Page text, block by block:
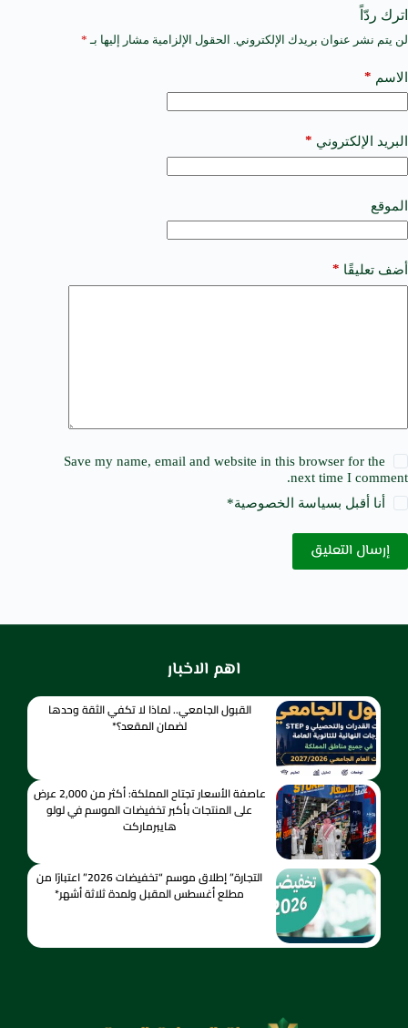
اترك ردّاً
لن يتم نشر عنوان بريدك الإلكتروني. الحقول الإلزامية مشار إليها بـ *
الاسم *
البريد الإلكتروني *
الموقع
أضف تعليقًا *
Save my name, email and website in this browser for the
next time I comment.
أنا أقبل بسياسة الخصوصية*
إرسال التعليق
A
t
e
a
t
i
e
:
اهم الاخبار
القبول الجامعي.. لماذا لا تكفي الثقة وحدها
لضمان المقعد؟*
عاصفة الأسعار تجتاح المملكة: أكثر من 2,000 عرض
على المنتجات بأكبر تخفيضات الموسم في لولو
هايبرماركت
التجارة” إطلاق موسم “تخفيضات 2026” اعتبارًا من
مطلع أغسطس المقبل ولمدة ثلاثة أشهر*